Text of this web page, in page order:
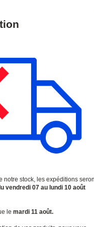
10 août inclus.